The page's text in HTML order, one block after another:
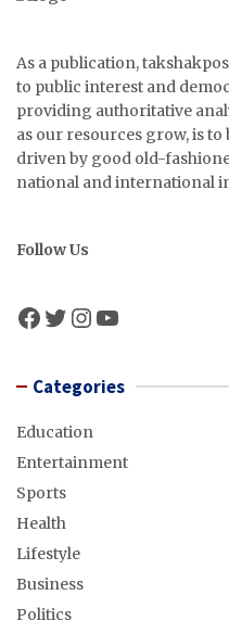
As a publication,
to public interest and
providing authoritative
as our resources grow, is
driven by good old-
national and international
Follow Us
Facebook
Twitter
Instagram
YouTube
Categories
Education
Entertainment
Sports
Health
Lifestyle
Business
Politics